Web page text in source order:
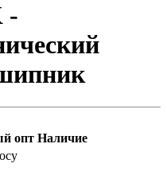
-
опт Наличие